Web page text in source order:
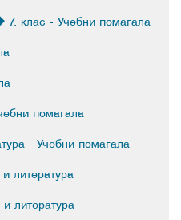
7. клас - Учебни помагала
помагала
- Учебни помагала
литература
литература